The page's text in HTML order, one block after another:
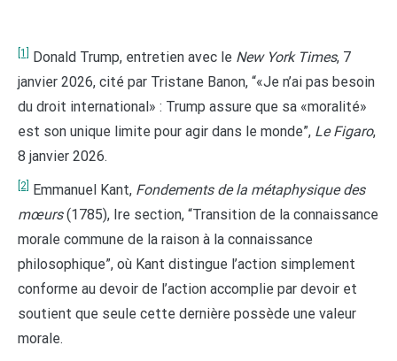
[1] Donald Trump, entretien avec le New York Times, 7
janvier 2026, cité par Tristane Banon, “«Je n’ai pas besoin
du droit international» : Trump assure que sa «moralité»
est son unique limite pour agir dans le monde”, Le Figaro,
8 janvier 2026.
[2] Emmanuel Kant, Fondements de la métaphysique des
mœurs(1785), Ire section, “Transition de la connaissance
morale commune de la raison à la connaissance
philosophique”, où Kant distingue l’action simplement
conforme au devoir de l’action accomplie par devoir et
soutient que seule cette dernière possède une valeur
morale.